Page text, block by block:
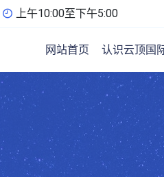
上午10:00至下午5:00
网站首页 认识云顶国